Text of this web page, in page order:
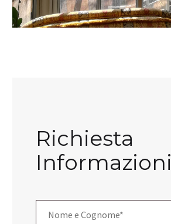
Richiesta
Informazioni